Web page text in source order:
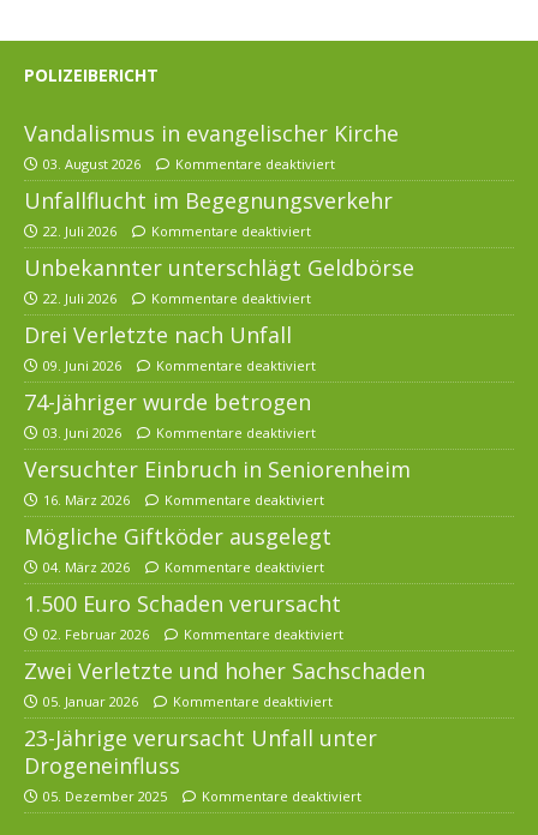
POLIZEIBERICHT
Vandalismus in evangelischer Kirche
03. August 2026 Kommentare deaktiviert
Unfallflucht im Begegnungsverkehr
22. Juli 2026 Kommentare deaktiviert
Unbekannter unterschlägt Geldbörse
22. Juli 2026 Kommentare deaktiviert
Drei Verletzte nach Unfall
09. Juni 2026 Kommentare deaktiviert
74-Jähriger wurde betrogen
03. Juni 2026 Kommentare deaktiviert
Versuchter Einbruch in Seniorenheim
16. März 2026 Kommentare deaktiviert
Mögliche Giftköder ausgelegt
04. März 2026 Kommentare deaktiviert
1.500 Euro Schaden verursacht
02. Februar 2026 Kommentare deaktiviert
Zwei Verletzte und hoher Sachschaden
05. Januar 2026 Kommentare deaktiviert
23-Jährige verursacht Unfall unter
Drogeneinfluss
05. Dezember 2025 Kommentare deaktiviert